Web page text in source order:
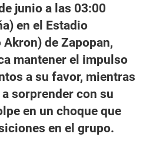
junio a las 03:00
en el Estadio
de Zapopan,
mantener el impulso
a su favor, mientras
sorprender con su
en un choque que
en el grupo.